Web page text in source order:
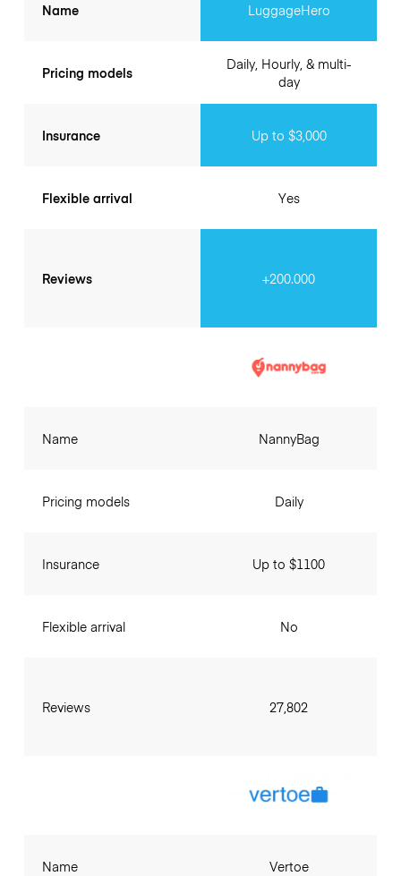
Name
Pricing models
Insurance
Flexible arrival
Reviews
LuggageHero
Daily, Hourly, & multi-
day
Up to $3,000
Yes
+200.000
Name
Pricing models
Insurance
Flexible arrival
Reviews
NannyBag
Daily
Up to $1100
No
27,802
Name Vertoe